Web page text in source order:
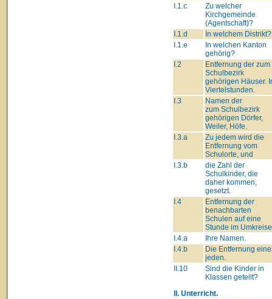
I.1.c
Zu welcher
Kirchgemeinde
(Agentschaft)?
I.1.d
In welchem Distrikt?
I.1.e
In welchen Kanton
gehörig?
I.2
Entfernung der zum
Schulbezirk
gehörigen Häuser.
Viertelstunden.
I.3
Namen der
zum Schulbezirk
gehörigen Dörfer,
Weiler, Höfe.
I.3.a
Zu jedem wird die
Entfernung vom
Schulorte, und
I.3.b
die Zahl der
Schulkinder, die
daher kommen,
gesetzt.
I.4
Entfernung der
benachbarten
Schulen auf eine
Stunde im
I.4.a
Ihre Namen.
I.4.b
Die Entfernung
jeden.
II.10
Sind die Kinder in
Klassen geteilt?
II. Unterricht.